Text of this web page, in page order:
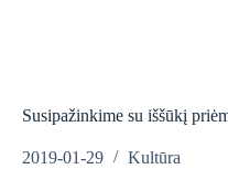
Susipažinkime su iššūkį
2019-01-29 Kultūra